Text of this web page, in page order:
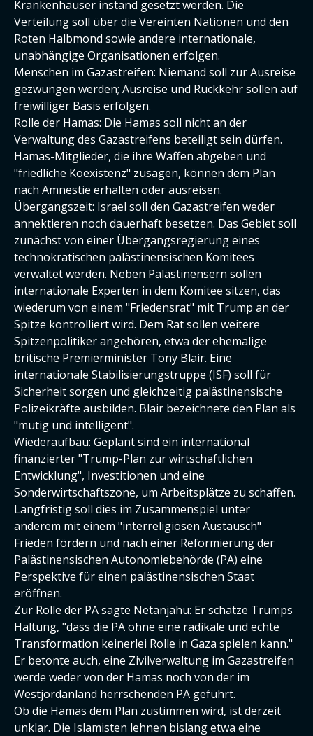
Krankenhäuser instand gesetzt werden. Die
Verteilung soll über die Vereinten Nationen und den
Roten Halbmond sowie andere internationale,
unabhängige Organisationen erfolgen.
Menschen im Gazastreifen: Niemand soll zur Ausreise
gezwungen werden; Ausreise und Rückkehr sollen auf
freiwilliger Basis erfolgen.
Rolle der Hamas: Die Hamas soll nicht an der
Verwaltung des Gazastreifens beteiligt sein dürfen.
Hamas-Mitglieder, die ihre Waffen abgeben und
"friedliche Koexistenz" zusagen, können dem Plan
nach Amnestie erhalten oder ausreisen.
Übergangszeit: Israel soll den Gazastreifen weder
annektieren noch dauerhaft besetzen. Das Gebiet soll
zunächst von einer Übergangsregierung eines
technokratischen palästinensischen Komitees
verwaltet werden. Neben Palästinensern sollen
internationale Experten in dem Komitee sitzen, das
wiederum von einem "Friedensrat" mit Trump an der
Spitze kontrolliert wird. Dem Rat sollen weitere
Spitzenpolitiker angehören, etwa der ehemalige
britische Premierminister Tony Blair. Eine
internationale Stabilisierungstruppe (ISF) soll für
Sicherheit sorgen und gleichzeitig palästinensische
Polizeikräfte ausbilden. Blair bezeichnete den Plan als
"mutig und intelligent".
Wiederaufbau: Geplant sind ein international
finanzierter "Trump-Plan zur wirtschaftlichen
Entwicklung", Investitionen und eine
Sonderwirtschaftszone, um Arbeitsplätze zu schaffen.
Langfristig soll dies im Zusammenspiel unter
anderem mit einem "interreligiösen Austausch"
Frieden fördern und nach einer Reformierung der
Palästinensischen Autonomiebehörde (PA) eine
Perspektive für einen palästinensischen Staat
eröffnen.
Zur Rolle der PA sagte Netanjahu: Er schätze Trumps
Haltung, "dass die PA ohne eine radikale und echte
Transformation keinerlei Rolle in Gaza spielen kann."
Er betonte auch, eine Zivilverwaltung im Gazastreifen
werde weder von der Hamas noch von der im
Westjordanland herrschenden PA geführt.
Ob die Hamas dem Plan zustimmen wird, ist derzeit
unklar. Die Islamisten lehnen bislang etwa eine